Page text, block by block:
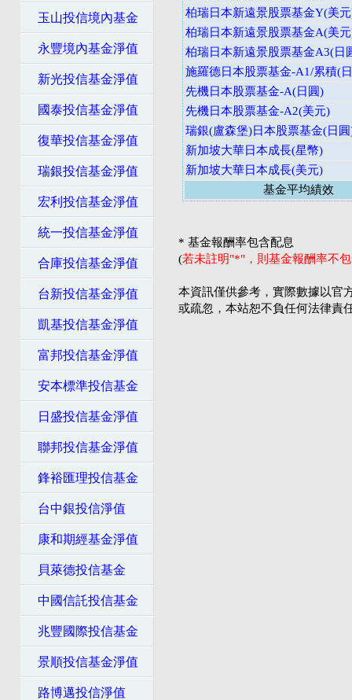
玉山投信境內基金
永豐境內基金淨值
新光投信基金淨值
國泰投信基金淨值
復華投信基金淨值
瑞銀投信基金淨值
宏利投信基金淨值
統一投信基金淨值
合庫投信基金淨值
台新投信基金淨值
凱基投信基金淨值
富邦投信基金淨值
安本標準投信基金
日盛投信基金淨值
聯邦投信基金淨值
鋒裕匯理投信基金
台中銀投信淨值
康和期經基金淨值
貝萊德投信基金
中國信託投信基金
兆豐國際投信基金
景順投信基金淨值
路博邁投信淨值
柏瑞日本新遠景股票基金Y(美
柏瑞日本新遠景股票基金A(美
柏瑞日本新遠景股票基金A3(日
施羅德日本股票基金-A1/累積(
先機日本股票基金-A(日圓)
先機日本股票基金-A2(美元)
瑞銀(盧森堡)日本股票基金(日
新加坡大華日本成長(星幣)
新加坡大華日本成長(美元)
基金平均績效
* 基金報酬率包含配息
(若未註明"*"，則基金報酬率不
本資訊僅供參考，實際數據以官
或疏忽，本站恕不負任何法律責